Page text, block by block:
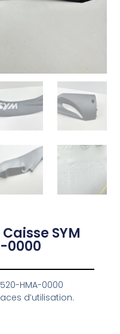
SYM
0000
HMA-0000
d’utilisation.